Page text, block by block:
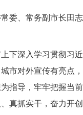
委、常务副市长田
下深入学习贯彻习
市对外宣传有亮点
指导，牢牢把握当
真抓实干，奋力开创